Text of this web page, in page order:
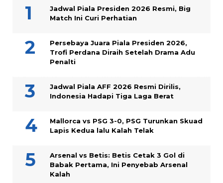
Jadwal Piala Presiden 2026 Resmi, Big
Match Ini Curi Perhatian
Persebaya Juara Piala Presiden 2026,
Trofi Perdana Diraih Setelah Drama Adu
Penalti
Jadwal Piala AFF 2026 Resmi Dirilis,
Indonesia Hadapi Tiga Laga Berat
Mallorca vs PSG 3-0, PSG Turunkan Skuad
Lapis Kedua lalu Kalah Telak
Arsenal vs Betis: Betis Cetak 3 Gol di
Babak Pertama, Ini Penyebab Arsenal
Kalah